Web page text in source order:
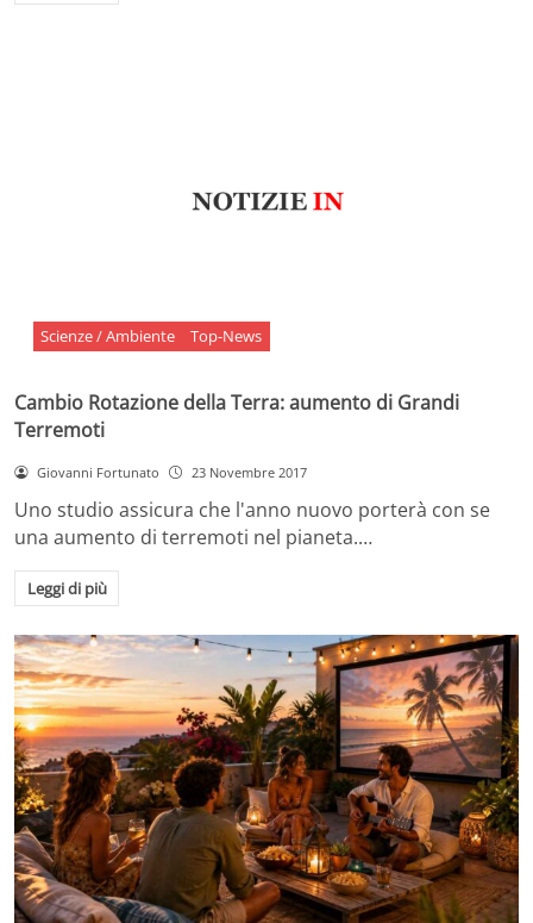
Scienze / Ambiente Top-News
Cambio Rotazione della Terra: aumento di Grandi
Terremoti
Giovanni Fortunato 23 Novembre 2017
Uno studio assicura che l'anno nuovo porterà con se
una aumento di terremoti nel pianeta.…
Leggi di più